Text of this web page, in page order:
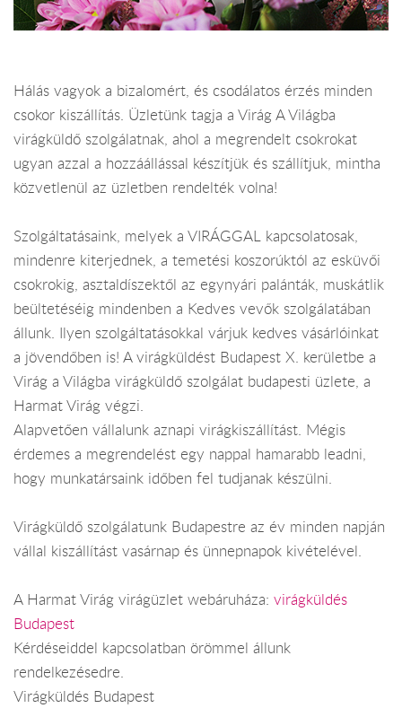
Hálás vagyok a bizalomért, és csodálatos érzés minden
csokor kiszállítás. Üzletünk tagja a Virág A Világba
virágküldő szolgálatnak, ahol a megrendelt csokrokat
ugyan azzal a hozzáállással készítjük és szállítjuk, mintha
közvetlenül az üzletben rendelték volna!
Szolgáltatásaink, melyek a VIRÁGGAL kapcsolatosak,
mindenre kiterjednek, a temetési koszorúktól az esküvői
csokrokig, asztaldíszektől az egynyári palánták, muskátlik
beültetéséig mindenben a Kedves vevők szolgálatában
állunk. Ilyen szolgáltatásokkal várjuk kedves vásárlóinkat
a jövendőben is! A virágküldést Budapest X. kerületbe a
Virág a Világba virágküldő szolgálat budapesti üzlete, a
Harmat Virág végzi.
Alapvetően vállalunk aznapi virágkiszállítást. Mégis
érdemes a megrendelést egy nappal hamarabb leadni,
hogy munkatársaink időben fel tudjanak készülni.
Virágküldő szolgálatunk Budapestre az év minden napján
vállal kiszállítást vasárnap és ünnepnapok kivételével.
A Harmat Virág virágüzlet webáruháza: virágküldés
Budapest
Kérdéseiddel kapcsolatban örömmel állunk
rendelkezésedre.
Virágküldés Budapest